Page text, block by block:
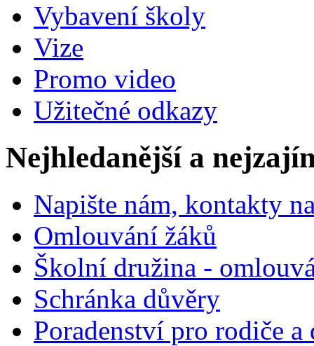
Vybavení školy
Vize
Promo video
Užitečné odkazy
Nejhledanější a
Napište nám, kontakty
Omlouvání žáků
Školní družina -
Schránka důvěry
Poradenství pro rodiče